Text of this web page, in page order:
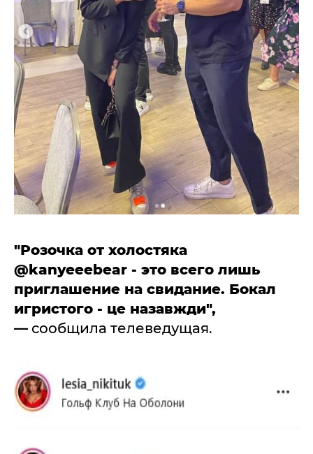
"Розочка от холостяка
@kanyeeebear - это всего лишь
приглашение на свидание. Бокал
игристого - це назавжди",
— сообщила телеведущая.